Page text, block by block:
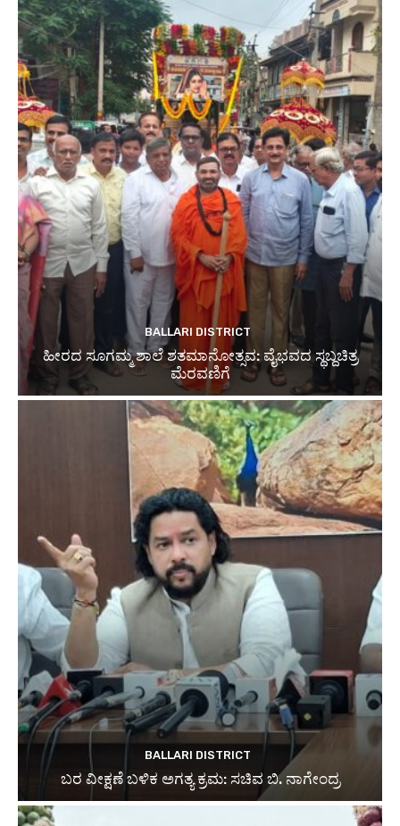
BALLARI DISTRICT
ಹೀರದ ಸೂಗಮ್ಮ ಶಾಲೆ ಶತಮಾನೋತ್ಸವ: ವೈಭವದ ಸ್ಥಬ್ದಚಿತ್ರ
ಮೆರವಣಿಗೆ
BALLARI DISTRICT
ಬರ ವೀಕ್ಷಣೆ ಬಳಿಕ ಅಗತ್ಯ ಕ್ರಮ: ಸಚಿವ ಬಿ. ನಾಗೇಂದ್ರ